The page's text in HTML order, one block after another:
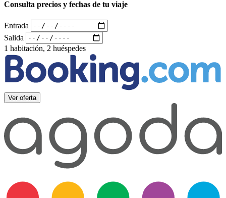
Consulta precios y fechas de tu viaje
Entrada
Salida
1 habitación, 2 huéspedes
Ver oferta